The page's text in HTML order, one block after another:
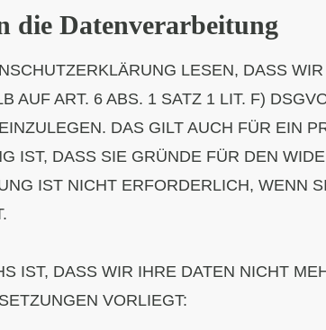
die Datenverarbeitung
LESEN, DASS
AUF ART. 6 ABS. 1 SATZ 1 LIT. F)
DAS GILT AUCH FÜR EIN
IST, DASS SIE GRÜNDE FÜR DEN
IST NICHT ERFORDERLICH, WENN
IST, DASS WIR IHRE DATEN NICHT
VORLIEGT: